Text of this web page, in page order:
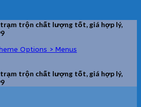
trạm trộn chất lượng tốt, giá hợp lý,
Options > Menus
trạm trộn chất lượng tốt, giá hợp lý,